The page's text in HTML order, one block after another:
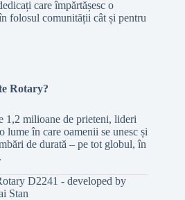
care împărtășesc o
folosul comunității cât și pentru
Rotary?
1,2 milioane de prieteni, lideri
lume în care oamenii se unesc și
de durată – pe tot globul, în
D2241 - developed by
Stan